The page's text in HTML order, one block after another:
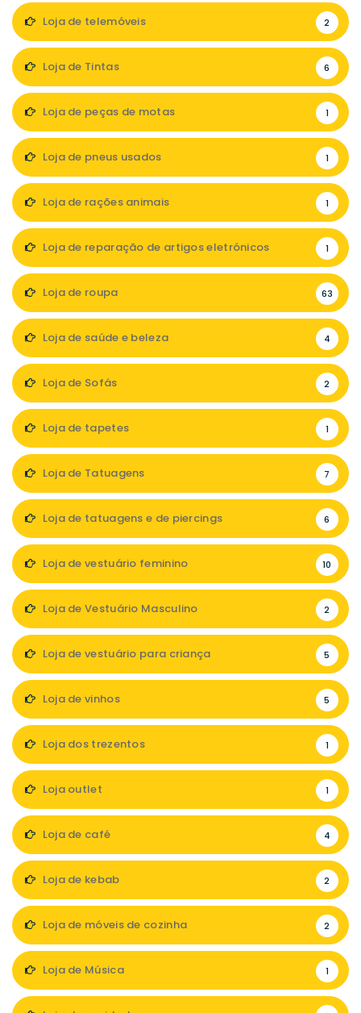
Loja de telemóveis 2
Loja de Tintas 6
Loja de peças de motas 1
Loja de pneus usados 1
Loja de rações animais 1
Loja de reparação de artigos eletrónicos 1
Loja de roupa 63
Loja de saúde e beleza 4
Loja de Sofás 2
Loja de tapetes 1
Loja de Tatuagens 7
Loja de tatuagens e de piercings 6
Loja de vestuário feminino 10
Loja de Vestuário Masculino 2
Loja de vestuário para criança 5
Loja de vinhos 5
Loja dos trezentos 1
Loja outlet 1
Loja de café 4
Loja de kebab 2
Loja de móveis de cozinha 2
Loja de Música 1